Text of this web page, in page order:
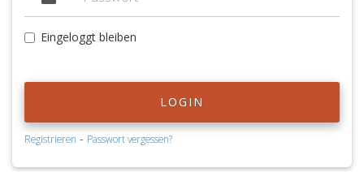
Eingeloggt bleiben
LOGIN
Registrieren - Passwort vergessen?